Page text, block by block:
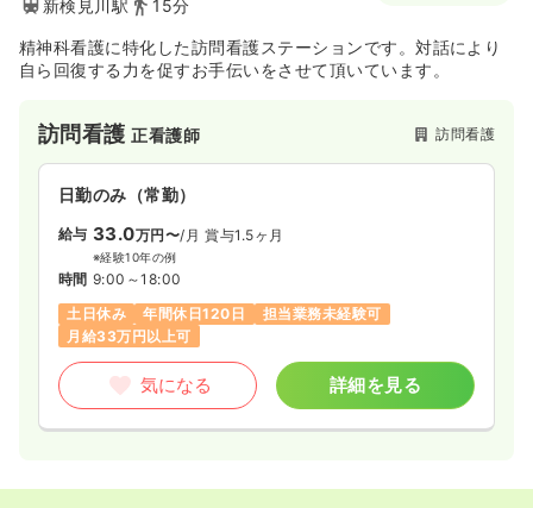
新検見川駅
15分
精神科看護に特化した訪問看護ステーションです。対話により
自ら回復する力を促すお手伝いをさせて頂いています。
訪問看護正看護師 訪問看護
日勤のみ（常勤）
給与 33.0万円〜/月 賞与1.5ヶ月
※経験10年の例
時間 9:00～18:00
土日休み
年間休日120日
担当業務未経験可
月給33万円以上可
気になる 詳細を見る